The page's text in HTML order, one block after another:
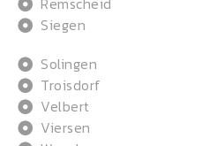
Siegen
Solingen
Troisdorf
Velbert
Viersen